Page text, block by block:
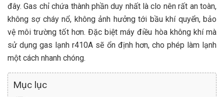
đây. Gas chỉ chứa thành phần duy nhất là clo nên rất an toàn,
không sợ cháy nổ, không ảnh hưởng tới bầu khí quyển, bảo
vệ môi trường tốt hơn. Đặc biệt máy điều hòa không khí mà
sử dụng gas lạnh r410A sẽ ổn định hơn, cho phép làm lạnh
một cách nhanh chóng.
Mục lục